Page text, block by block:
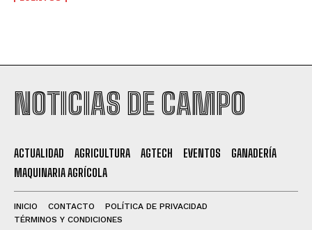
Leí y acepto laPolítica de Privacidad
NOTICIAS DE CAMPO
ACTUALIDAD AGRICULTURA AGTECH EVENTOS
GANADERÍA
MAQUINARIA AGRÍCOLA
INICIO CONTACTO
POLÍTICA DE PRIVACIDAD
TÉRMINOS Y CONDICIONES